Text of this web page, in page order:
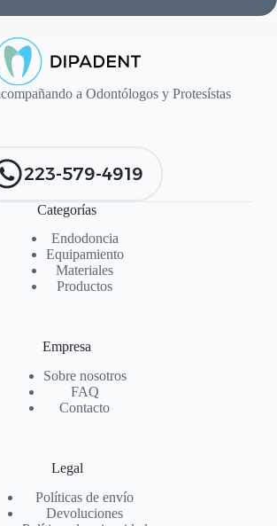
a Odontólogos y Protesístas
223-579-4919
Categorías
Endodoncia
Equipamiento
Materiales
Productos
Empresa
Sobre nosotros
FAQ
Contacto
Legal
Políticas de envío
Devoluciones